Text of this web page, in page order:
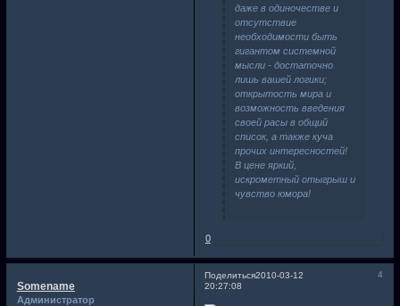
даже в одиночестве и
отсутствие
необходимости быть
гигантом системной
мысли - достаточно
лишь вашей логики;
открытость мира и
возможность введения
своей расы в общий
список, а также куча
прочих интересностей!
В цене яркий,
искрометный отыгрыш и
чувство юмора!
0
Поделиться 4
2010-03-12
20:27:08
Somename
Администратор